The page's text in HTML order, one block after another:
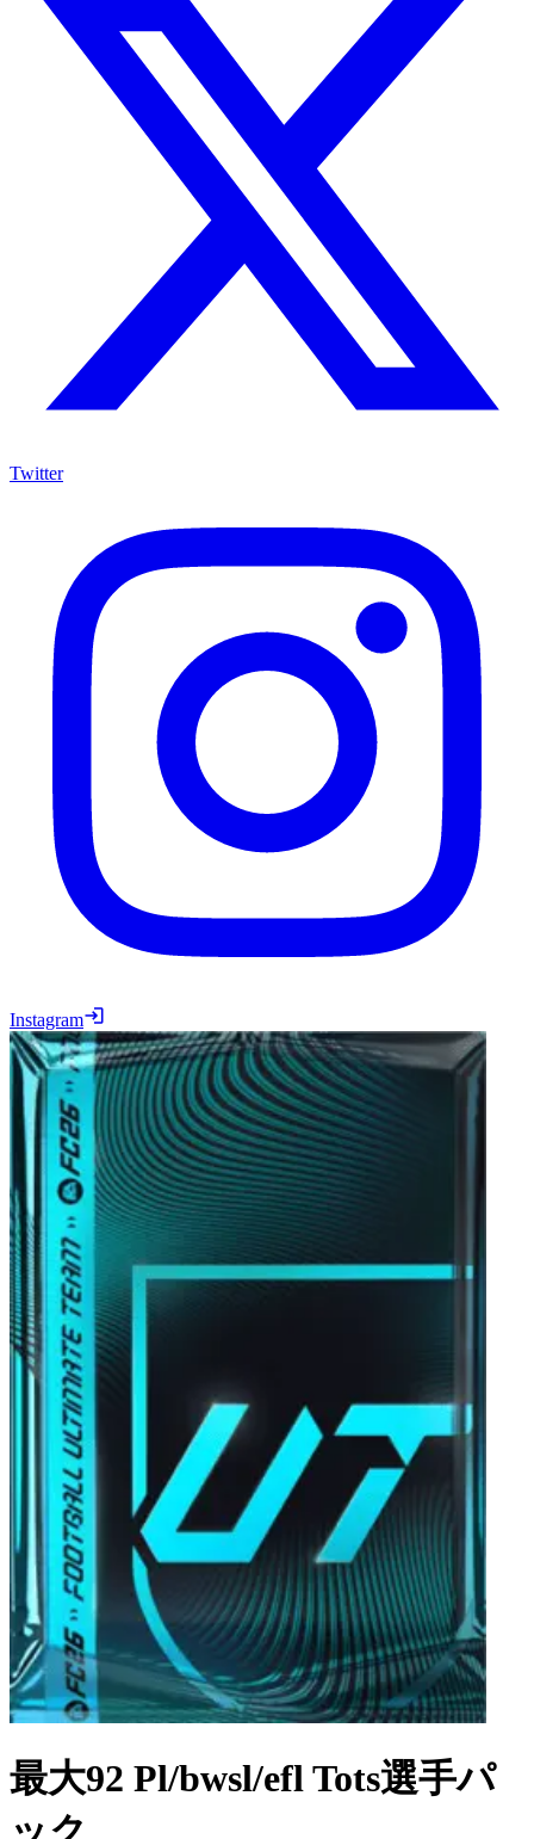
Twitter
Instagram
最大92 Pl/bwsl/efl Tots選手パ